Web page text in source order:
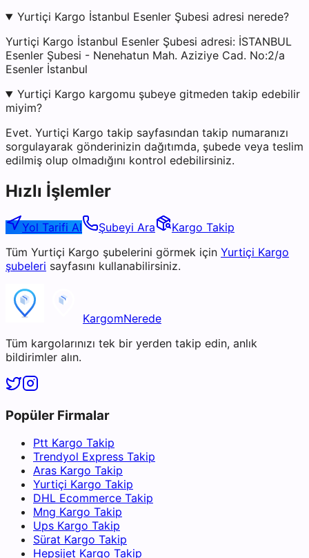
Yurtiçi Kargo İstanbul Esenler Şubesi adresi nerede?
Yurtiçi Kargo İstanbul Esenler Şubesi adresi: İSTANBUL
Esenler Şubesi - Nenehatun Mah. Aziziye Cad. No:2/a
Esenler İstanbul
Yurtiçi Kargo kargomu şubeye gitmeden takip edebilir
miyim?
Evet. Yurtiçi Kargo takip sayfasından takip numaranızı
sorgulayarak gönderinizin dağıtımda, şubede veya teslim
edilmiş olup olmadığını kontrol edebilirsiniz.
Hızlı İşlemler
Yol Tarifi Al Şubeyi Ara
Kargo Takip
Tüm Yurtiçi Kargo şubelerini görmek için Yurtiçi Kargo
şubeleri sayfasını kullanabilirsiniz.
KargomNerede
Tüm kargolarınızı tek bir yerden takip edin, anlık
bildirimler alın.
Popüler Firmalar
Ptt Kargo Takip
Trendyol Express Takip
Aras Kargo Takip
Yurtiçi Kargo Takip
DHL Ecommerce Takip
Mng Kargo Takip
Ups Kargo Takip
Sürat Kargo Takip
Hepsijet Kargo Takip